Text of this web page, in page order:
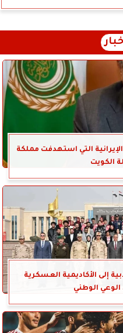
التي استهدفت مملكة
الكويت
إلى الأكاديمية العسكرية
الوطني